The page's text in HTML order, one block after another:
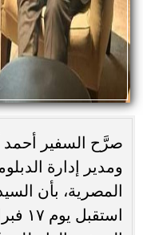
صرَّح السفير أحمد
ومدير إدارة
المصرية، بأن